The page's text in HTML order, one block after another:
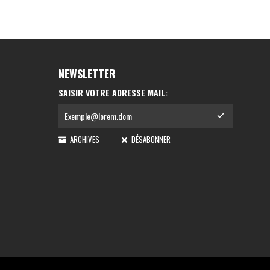
NEWSLETTER
SAISIR VOTRE ADRESSE MAIL:
ARCHIVES DÉSABONNER